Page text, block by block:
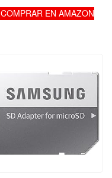
29,90€.
COMPRAR EN AMAZON